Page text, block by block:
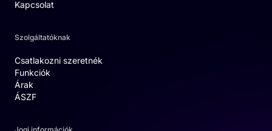
Kapcsolat
Szolgáltatóknak
Csatlakozni szeretnék
Funkciók
Árak
ÁSZF